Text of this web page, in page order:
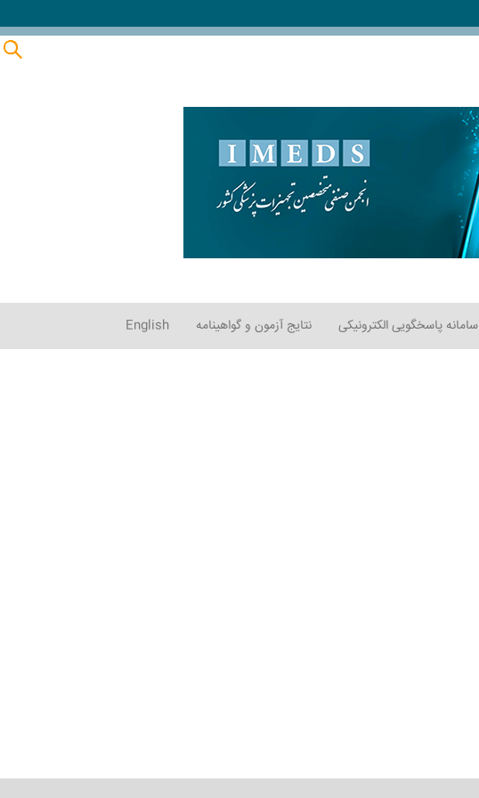
سامانه پاسخگویی الکترونیکی نتایج آزمون و گواهینامه English